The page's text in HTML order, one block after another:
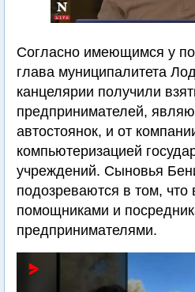
Согласно имеющимся у
глава муниципалитета
канцелярии получили
предпринимателей,
автостоянок, и от
компьютеризацией
учреждений. Сыновья
подозреваются в том, что
помощниками и
предпринимателями.